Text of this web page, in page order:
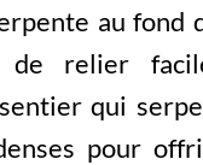
au fond
relier
qui
pour